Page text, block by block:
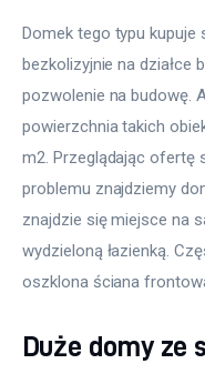
Domek tego typu kupuje
bezkolizyjnie na działce
pozwolenie na budowę.
powierzchnia takich
m2. Przeglądając ofertę
problemu znajdziemy
znajdzie się miejsce na
wydzieloną łazienką.
oszklona ściana
Duże domy ze